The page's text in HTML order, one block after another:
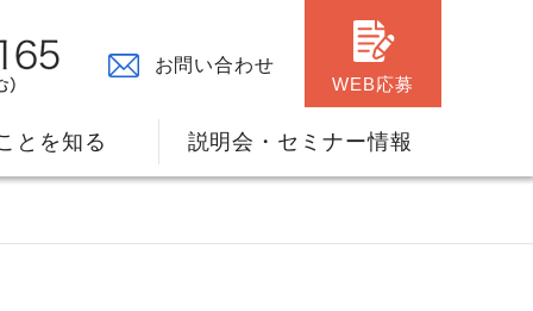
お問い合わせ
WEB応募
とを知る 説明会・セミナー情報